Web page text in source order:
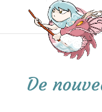
De